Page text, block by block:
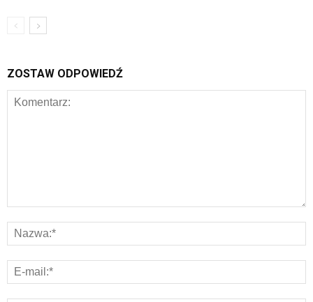
ZOSTAW ODPOWIEDŹ